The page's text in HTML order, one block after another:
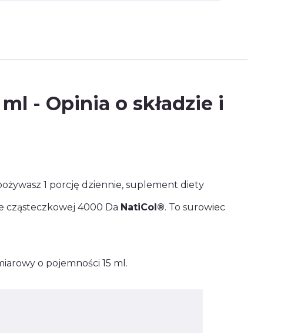
- Opinia o składzie i
1 porcję dziennie, suplement diety
cząsteczkowej 4000 Da NatiCol®. To surowiec
o pojemności 15 ml.